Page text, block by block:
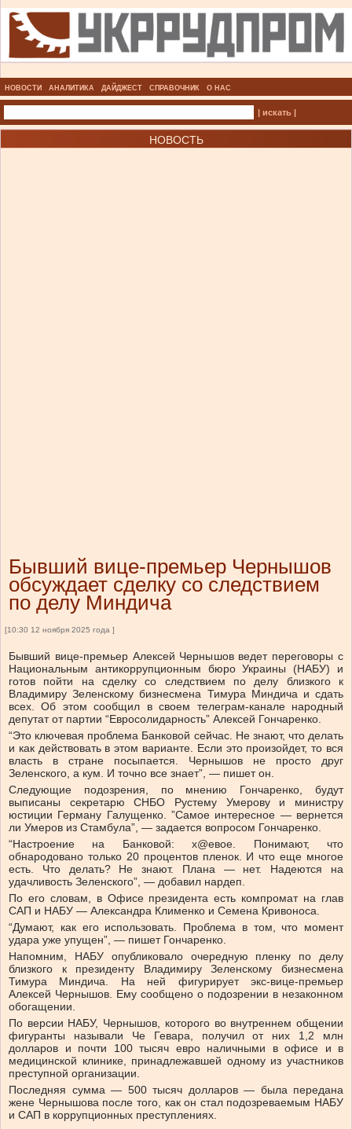
НОВОСТИ АНАЛИТИКА ДАЙДЖЕСТ СПРАВОЧНИК О НАС
| искать |
НОВОСТЬ
Бывший вице-премьер Чернышов
обсуждает сделку со следствием
по делу Миндича
[10:30 12 ноября 2025 года ]
Бывший вице-премьер Алексей Чернышов ведет переговоры с
Национальным антикоррупционным бюро Украины (НАБУ) и
готов пойти на сделку со следствием по делу близкого к
Владимиру Зеленскому бизнесмена Тимура Миндича и сдать
всех. Об этом сообщил в своем телеграм-канале народный
депутат от партии “Евросолидарность” Алексей Гончаренко.
“Это ключевая проблема Банковой сейчас. Не знают, что делать
и как действовать в этом варианте. Если это произойдет, то вся
власть в стране посыпается. Чернышов не просто друг
Зеленского, а кум. И точно все знает”, — пишет он.
Следующие подозрения, по мнению Гончаренко, будут
выписаны секретарю СНБО Рустему Умерову и министру
юстиции Герману Галущенко. ”Самое интересное — вернется
ли Умеров из Стамбула”, — задается вопросом Гончаренко.
“Настроение на Банковой: х@евое. Понимают, что
обнародовано только 20 процентов пленок. И что еще многое
есть. Что делать? Не знают. Плана — нет. Надеются на
удачливость Зеленского”, — добавил нардеп.
По его словам, в Офисе президента есть компромат на глав
САП и НАБУ — Александра Клименко и Семена Кривоноса.
“Думают, как его использовать. Проблема в том, что момент
удара уже упущен”, — пишет Гончаренко.
Напомним, НАБУ опубликовало очередную пленку по делу
близкого к президенту Владимиру Зеленскому бизнесмена
Тимура Миндича. На ней фигурирует экс-вице-премьер
Алексей Чернышов. Ему сообщено о подозрении в незаконном
обогащении.
По версии НАБУ, Чернышов, которого во внутреннем общении
фигуранты называли Че Гевара, получил от них 1,2 млн
долларов и почти 100 тысяч евро наличными в офисе и в
медицинской клинике, принадлежавшей одному из участников
преступной организации.
Последняя сумма — 500 тысяч долларов — была передана
жене Чернышова после того, как он стал подозреваемым НАБУ
и САП в коррупционных преступлениях.